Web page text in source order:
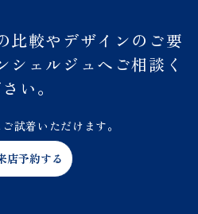
比較やデザインのご要
シェルジュへご相談く
い。
試着いただけます。
店予約する